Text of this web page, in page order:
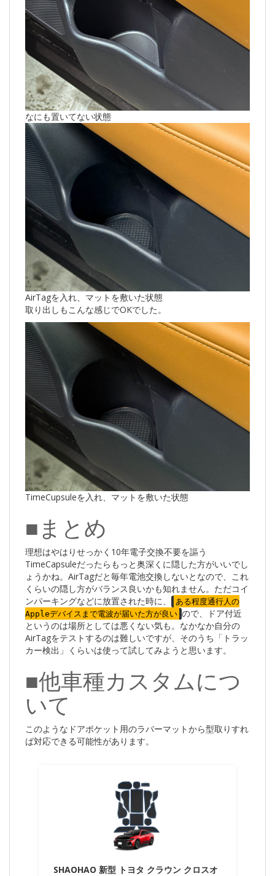
なにも置いてない状態
AirTagを入れ、マットを敷いた状態
取り出しもこんな感じでOKでした。
TimeCupsuleを入れ、マットを敷いた状態
■まとめ
理想はやはりせっかく10年電子交換不要を謳う
TimeCapsuleだったらもっと奥深くに隠した方がいいでし
ょうかね。AirTagだと毎年電池交換しないとなので、これ
くらいの隠し方がバランス良いかも知れません。ただコイ
ンパーキングなどに放置された時に、
ある程度通行人の
Appleデバイスまで電波が届いた方が良い ので、ドア付近
というのは場所としては悪くない気も。なかなか自分の
AirTagをテストするのは難しいですが、そのうち「トラッ
カー検出」くらいは使って試してみようと思います。
■他車種カスタムにつ
いて
このようなドアポケット用のラバーマットから型取りすれ
ば対応できる可能性があります。
SHAOHAO 新型 トヨタ クラウン クロスオ